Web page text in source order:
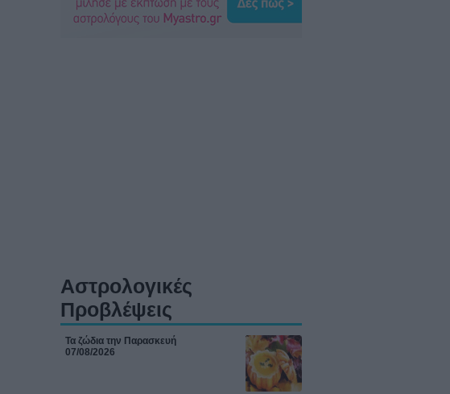
Αστρολογικές
Προβλέψεις
Τα ζώδια την Παρασκευή
07/08/2026